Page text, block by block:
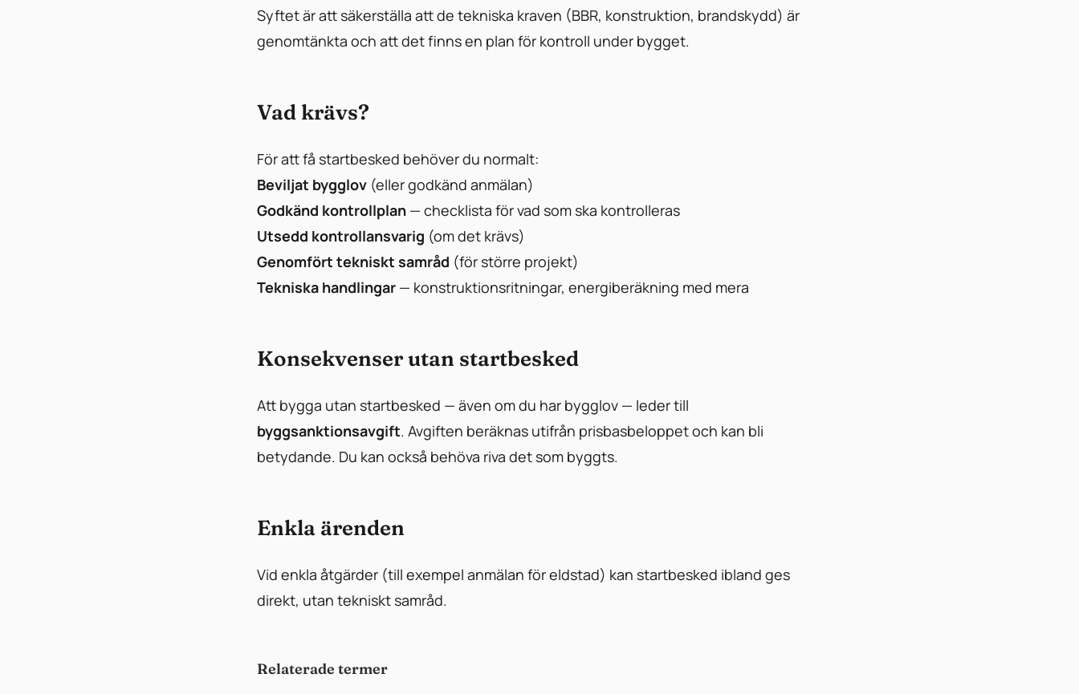
Syftet är att säkerställa att de tekniska kraven (BBR, konstruktion, brandskydd) är
genomtänkta och att det finns en plan för kontroll under bygget.
Vad krävs?
För att få startbesked behöver du normalt:
Beviljat bygglov (eller godkänd anmälan)
Godkänd kontrollplan — checklista för vad som ska kontrolleras
Utsedd kontrollansvarig (om det krävs)
Genomfört tekniskt samråd (för större projekt)
Tekniska handlingar — konstruktionsritningar, energiberäkning med mera
Konsekvenser utan startbesked
Att bygga utan startbesked — även om du har bygglov — leder till
byggsanktionsavgift. Avgiften beräknas utifrån prisbasbeloppet och kan bli
betydande. Du kan också behöva riva det som byggts.
Enkla ärenden
Vid enkla åtgärder (till exempel anmälan för eldstad) kan startbesked ibland ges
direkt, utan tekniskt samråd.
Relaterade termer